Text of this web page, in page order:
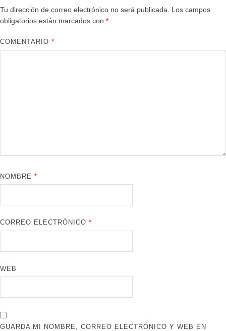
Tu dirección de correo electrónico no será publicada. Los campos
obligatorios están marcados con *
COMENTARIO*
NOMBRE*
CORREO ELECTRÓNICO*
WEB
GUARDA MI NOMBRE, CORREO ELECTRÓNICO Y WEB EN